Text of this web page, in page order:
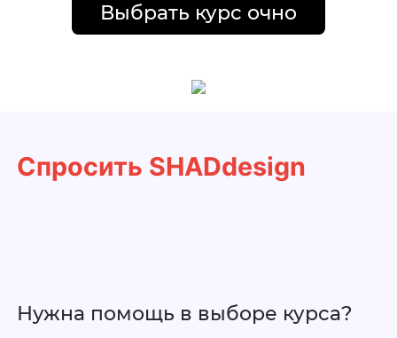
Выбрать курс очно
Спросить SHADdesign
Нужна помощь в выборе курса?